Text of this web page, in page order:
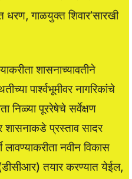
धरण, गाळयुक्त शिवार’सारखी
शासनाच्यावतीने
पार्श्वभूमीवर नागरिकांचे
निळ्या पूररेषेचे सर्वेक्षण
शासनाकडे प्रस्ताव सादर
लावण्याकरीता नवीन विकास
तयार करण्यात येईल,